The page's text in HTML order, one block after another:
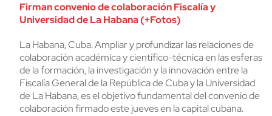
Firman convenio de colaboración Fiscalía y
Universidad de La Habana (+Fotos)
La Habana, Cuba. Ampliar y profundizar las relaciones de
colaboración académica y científico-técnica en las esferas
de la formación, la investigación y la innovación entre la
Fiscalía General de la República de Cuba y la Universidad
de La Habana, es el objetivo fundamental del convenio de
colaboración firmado este jueves en la capital cubana.